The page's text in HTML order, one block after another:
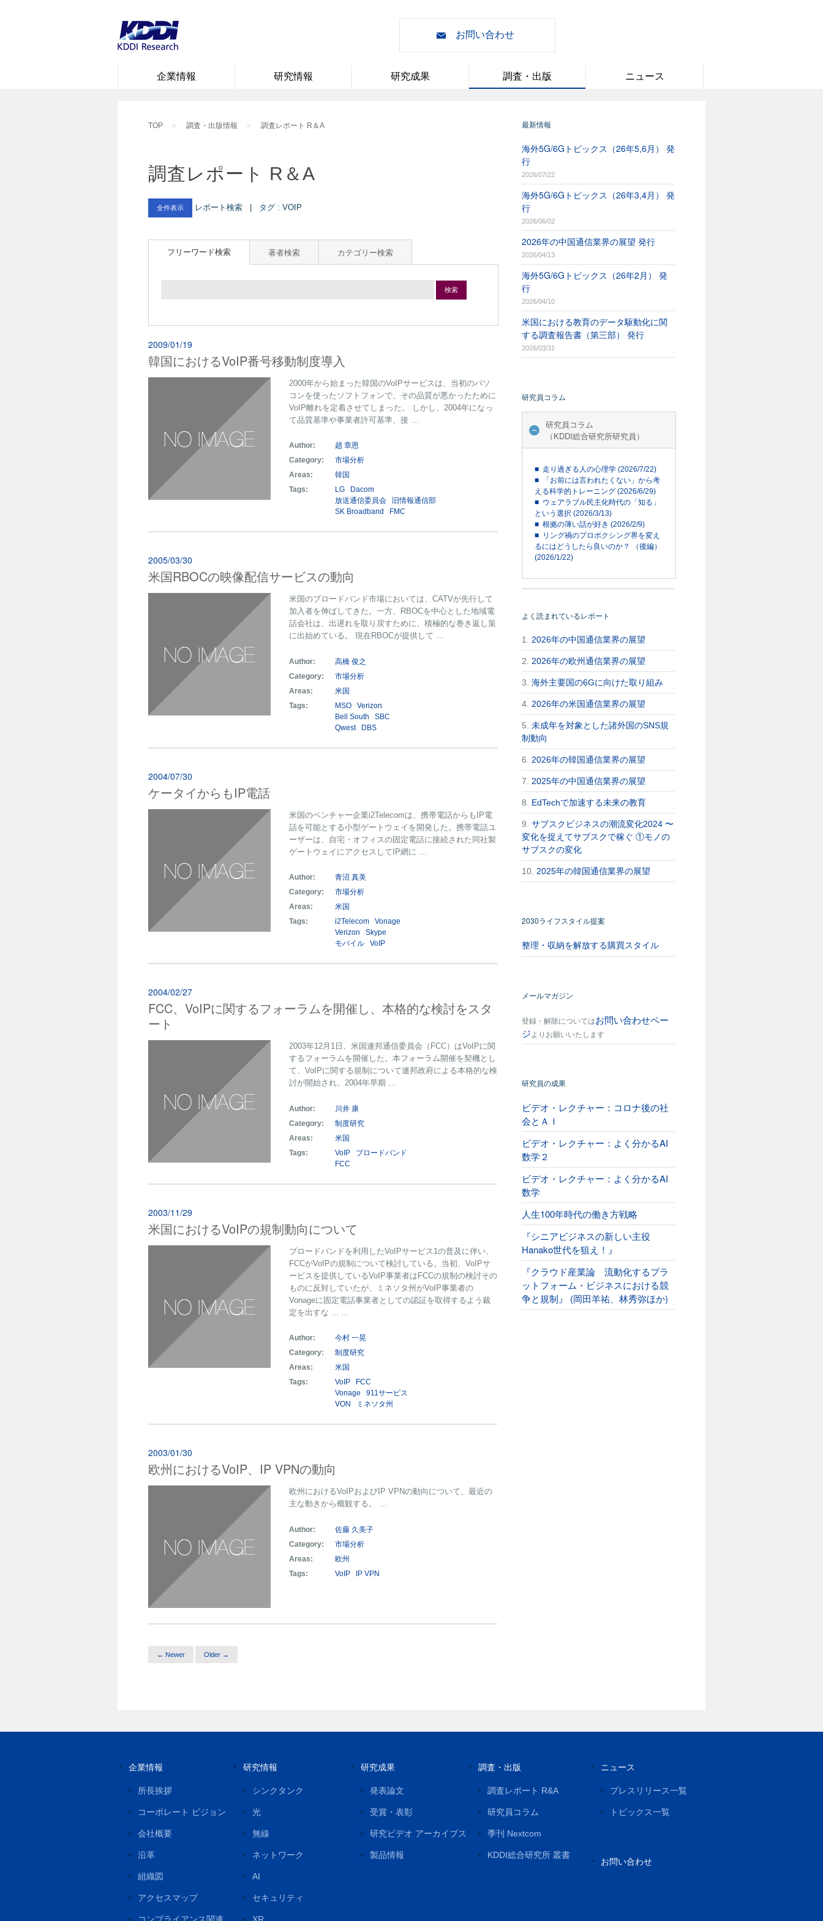
お問い合わせ
企業情報 研究情報 研究成果 調査・出版 ニュース
TOP 調査・出版情報 調査レポート R＆A
調査レポート R＆A
全件表示 レポート検索 | タグ : VOIP
フリーワード検索 著者検索 カテゴリー検索
検索
2009/01/19
韓国におけるVoIP番号移動制度導入
2000年から始まった韓国のVoIPサービスは、当初のパソ
コンを使ったソフトフォンで、その品質が悪かったために
VoIP離れを定着させてしまった。 しかし、2004年になっ
て品質基準や事業者許可基準、接 …
Author:
趙 章恩
Category:
市場分析
Areas:
韓国
Tags:
LG
Dacom
放送通信委員会
旧情報通信部
SK Broadband
FMC
2005/03/30
米国RBOCの映像配信サービスの動向
米国のブロードバンド市場においては、CATVが先行して
加入者を伸ばしてきた。一方、RBOCを中心とした地域電
話会社は、出遅れを取り戻すために、積極的な巻き返し策
に出始めている。 現在RBOCが提供して …
Author:
高橋 俊之
Category:
市場分析
Areas:
米国
Tags:
MSO
Verizon
Bell South
SBC
Qwest
DBS
2004/07/30
ケータイからもIP電話
米国のベンチャー企業i2Telecomは、携帯電話からもIP電
話を可能とする小型ゲートウェイを開発した。携帯電話ユ
ーザーは、自宅・オフィスの固定電話に接続された同社製
ゲートウェイにアクセスしてIP網に …
Author:
青沼 真美
Category:
市場分析
Areas:
米国
Tags:
i2Telecom
Vonage
Verizon
Skype
モバイル
VoIP
2004/02/27
FCC、VoIPに関するフォーラムを開催し、本格的な検討をスタ
ート
2003年12月1日、米国連邦通信委員会（FCC）はVoIPに関
するフォーラムを開催した。本フォーラム開催を契機とし
て、VoIPに関する規制について連邦政府による本格的な検
討が開始され、2004年早期 …
Author:
川井 康
Category:
制度研究
Areas:
米国
Tags:
VoIP
ブロードバンド
FCC
2003/11/29
米国におけるVoIPの規制動向について
ブロードバンドを利用したVoIPサービス1の普及に伴い、
FCCがVoIPの規制について検討している。当初、VoIPサ
ービスを提供しているVoIP事業者はFCCの規制の検討その
ものに反対していたが、ミネソタ州がVoIP事業者の
Vonageに固定電話事業者としての認証を取得するよう裁
定を出すな ... …
Author:
今村 一晃
Category:
制度研究
Areas:
米国
Tags:
VoIP
FCC
Vonage
911サービス
VON
ミネソタ州
2003/01/30
欧州におけるVoIP、IP VPNの動向
欧州におけるVoIPおよびIP VPNの動向について、最近の
主な動きから概観する。 …
Author:
佐藤 久美子
Category:
市場分析
Areas:
欧州
Tags:
VoIP IP VPN
← Newer Older →
最新情報
海外5G/6Gトピックス（26年5,6月） 発
行
2026/07/22
海外5G/6Gトピックス（26年3,4月） 発
行
2026/06/02
2026年の中国通信業界の展望 発行
2026/04/13
海外5G/6Gトピックス（26年2月） 発
行
2026/04/10
米国における教育のデータ駆動化に関
する調査報告書（第三部） 発行
2026/03/31
研究員コラム
研究員コラム
（KDDI総合研究所研究員）
■ 走り過ぎる人の心理学 (2026/7/22)
■ 「お前には言われたくない」から考
える科学的トレーニング (2026/6/29)
■ ウェアラブル民主化時代の「知る」
という選択 (2026/3/13)
■ 根拠の薄い話が好き (2026/2/9)
■ リング禍のプロボクシング界を変え
るにはどうしたら良いのか？ （後編）
(2026/1/22)
よく読まれているレポート
1. 2026年の中国通信業界の展望
2. 2026年の欧州通信業界の展望
3. 海外主要国の6Gに向けた取り組み
4. 2026年の米国通信業界の展望
5. 未成年を対象とした諸外国のSNS規
制動向
6. 2026年の韓国通信業界の展望
7. 2025年の中国通信業界の展望
8. EdTechで加速する未来の教育
9. サブスクビジネスの潮流変化2024 〜
変化を捉えてサブスクで稼ぐ ①モノの
サブスクの変化
10. 2025年の韓国通信業界の展望
2030ライフスタイル提案
整理・収納を解放する購買スタイル
メールマガジン
登録・解除についてはお問い合わせペー
ジよりお願いいたします
研究員の成果
ビデオ・レクチャー：コロナ後の社
会とＡＩ
ビデオ・レクチャー：よく分かるAI
数学２
ビデオ・レクチャー：よく分かるAI
数学
人生100年時代の働き方戦略
『シニアビジネスの新しい主役
Hanako世代を狙え！』
『クラウド産業論 流動化するプラ
ットフォーム・ビジネスにおける競
争と規制』 (岡田羊祐、林秀弥ほか)
企業情報
所長挨拶
コーポレート ビジョン
会社概要
沿革
組織図
アクセスマップ
コンプライアンス関連
研究情報
シンクタンク
光
無線
ネットワーク
AI
セキュリティ
XR
研究成果
発表論文
受賞・表彰
研究ビデオ アーカイブス
製品情報
調査・出版
調査レポート R&A
研究員コラム
季刊 Nextcom
KDDI総合研究所 叢書
ニュース
プレスリリース一覧
トピックス一覧
お問い合わせ